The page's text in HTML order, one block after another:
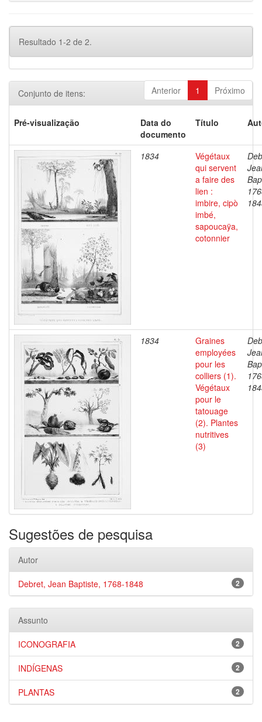
Resultado 1-2 de 2.
Anterior 1 Próximo
Conjunto de itens:
Pré-visualização
Data do
documento
Título
1834
Végétaux
qui servent
a faire des
lien :
imbire, cipò
imbé,
sapoucaÿa,
cotonnier
1834
Graines
employées
pour les
colliers (1).
Végétaux
pour le
tatouage
(2). Plantes
nutritives
(3)
Sugestões de pesquisa
Autor
2
Debret, Jean Baptiste, 1768-1848
Assunto
2
ICONOGRAFIA
2
INDÍGENAS
2
PLANTAS